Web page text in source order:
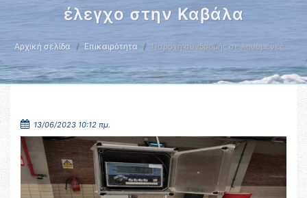
έλεγχο στην Καβάλα
Αρχική σελίδα Επικαιρότητα Παροχή συνδρομής σε λουόμενες …
13/06/2023 10:12 πμ.